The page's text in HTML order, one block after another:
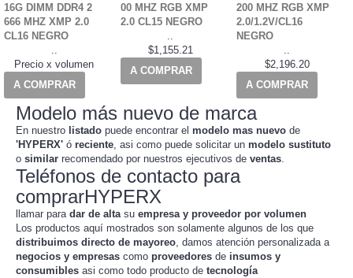
16G DIMM DDR4 2
666 MHZ XMP 2.0
CL16 NEGRO
Precio x volumen
A COMPRAR
00 MHZ RGB XMP
2.0 CL15 NEGRO
$1,155.21
A COMPRAR
200 MHZ RGB XMP
2.0/1.2V/CL16
NEGRO
$2,196.20
A COMPRAR
Modelo más nuevo de marca
En nuestro listado puede encontrar el modelo mas nuevo de
'HYPERX' ó reciente, asi como puede solicitar un modelo sustituto
o similar recomendado por nuestros ejecutivos de ventas.
Teléfonos de contacto para
comprarHYPERX
llamar para dar de altasu empresa y proveedor por volumen
Los productos aquí mostrados son solamente algunos de los que
distribuimos directo de mayoreo, damos atención personalizada a
negocios y empresas como proveedores de insumos y
consumibles asi como todo producto de tecnología